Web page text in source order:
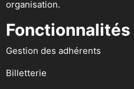
organisation.
Fonctionnalités
Gestion des adhérents
Billetterie